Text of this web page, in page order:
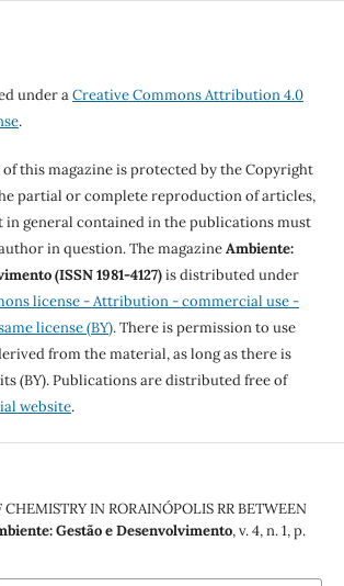
under aCreative Commons Attribution 4.0
.
this magazine is protected by the Copyright
partial or complete reproduction of articles,
general contained in the publications must
in question. The magazineAmbiente:
(ISSN 1981-4127)is distributed under
license - Attribution - commercial use -
license (BY). There is permission to use
from the material, as long as there is
(BY). Publications are distributed free of
website.
IN RORAINÓPOLIS­ RR BETWEEN
Gestão e Desenvolvimento, v. 4, n. 1, p.